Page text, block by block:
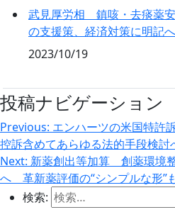
武見厚労相 鎮咳・去痰薬
の支援策、経済対策に明記
2023/10/19
投稿ナビゲーション
Previous: エンハーツの米国特許
控訴含めてあらゆる法的手段検
Next: 新薬創出等加算 創薬環境
へ 革新薬評価の“シンプルな形
検索: